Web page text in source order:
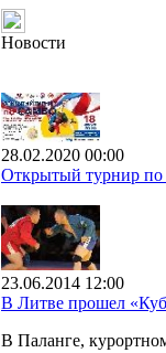
Новости
28.02.2020 00:00
Открытый турнир по
23.06.2014 12:00
В Литве прошел
В Паланге,